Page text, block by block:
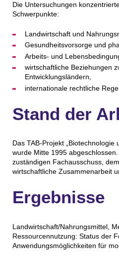
Die Untersuchungen
Schwerpunkte:
Landwirtschaft und
Gesundheitsvorsorge und
Arbeits- und
wirtschaftliche Beziehungen
Entwicklungsländern,
internationale rechtliche
Stand der
Das TAB-Projekt „Biotechnologie
wurde Mitte 1995
zuständigen Fachausschuss,
wirtschaftliche Zusammenarbeit
Ergebnisse
Landwirtschaft/Nahrungsmittel,
Ressourcennutzung: Status der
Anwendungsmöglichkeiten für